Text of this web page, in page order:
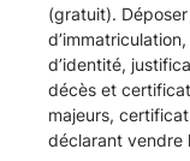
(gratuit).
d’identité,
décès et
majeurs,
déclarant vendre